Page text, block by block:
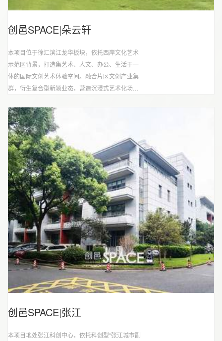
创邑SPACE|朵云轩
本项目位于徐汇滨江龙华板块，依托西岸文化艺术
示范区背景，打造集艺术、人文、办公、生活于一
体的国际文创艺术体验空间。融合片区文创产业集
群，衍生复合型新颖业态，营造沉浸式艺术化场
创邑SPACE|张江
本项目地处张江科创中心，依托科创型“张江城市副